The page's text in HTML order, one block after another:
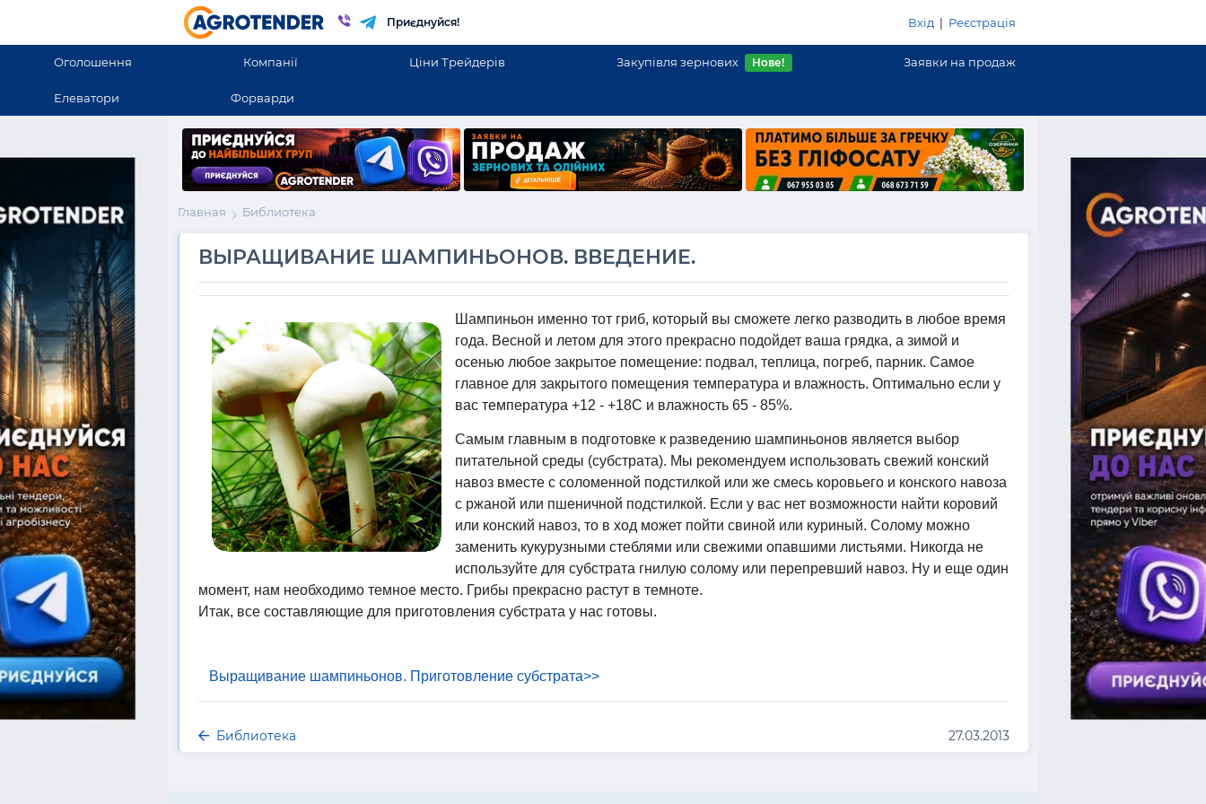
Приєднуйся! Вхід | Реєстрація
Оголошення Компанії Ціни Трейдерів Закупівля зернових Нове! Заявки на продаж
Елеватори Форварди
Главная Библиотека
ВЫРАЩИВАНИЕ ШАМПИНЬОНОВ. ВВЕДЕНИЕ.
Шампиньон именно тот гриб, который вы сможете легко разводить в любое время
года. Весной и летом для этого прекрасно подойдет ваша грядка, а зимой и
осенью любое закрытое помещение: подвал, теплица, погреб, парник. Самое
главное для закрытого помещения температура и влажность. Оптимально если у
вас температура +12 - +18С и влажность 65 - 85%.
Самым главным в подготовке к разведению шампиньонов является выбор
питательной среды (субстрата). Мы рекомендуем использовать свежий конский
навоз вместе с соломенной подстилкой или же смесь коровьего и конского навоза
с ржаной или пшеничной подстилкой. Если у вас нет возможности найти коровий
или конский навоз, то в ход может пойти свиной или куриный. Солому можно
заменить кукурузными стеблями или свежими опавшими листьями. Никогда не
используйте для субстрата гнилую солому или перепревший навоз. Ну и еще один
момент, нам необходимо темное место. Грибы прекрасно растут в темноте.
Итак, все составляющие для приготовления субстрата у нас готовы.
Выращивание шампиньонов. Приготовление субстрата>>
Библиотека 27.03.2013